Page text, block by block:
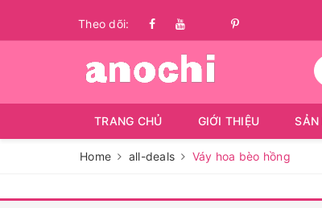
Theo dõi:
TRANG CHỦ GIỚI THIỆU SẢN
Home all-deals Váy hoa bèo hồng